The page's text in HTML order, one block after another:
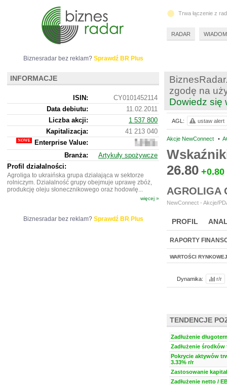
zgodę na
Dowiedz się
Akcje NewConnect •
26.80 +0.80
AGROLIGA
NewConnect - Akcje/
PROFIL
BR LAB
RAPORTY
WARTOŚCI RYNKOWEJ
Dynamika: r/r
TENDENCJE
Zadłużenie
Zadłużenie środków
Pokrycie aktywów
3.33% r/r
Zastosowanie
Zadłużenie netto /
AGL: ustaw alert
Biznesradar bez reklam? Sprawdź BR Plus
INFORMACJE
ISIN:
CY0101452114
Data debiutu:
11.02.2011
Liczba akcji:
1 537 800
Kapitalizacja:
41 213 040
Enterprise Value:
96
447
644
Branża:
Artykuły spożywcze
Profil działalności:
Agroliga to ukraińska grupa działająca w sektorze
rolniczym. Działalność grupy obejmuje uprawę zbóż,
produkcję oleju słonecznikowego oraz hodowlę...
więcej »
Biznesradar bez reklam? Sprawdź BR Plus
Trwa łączenie z
RADAR